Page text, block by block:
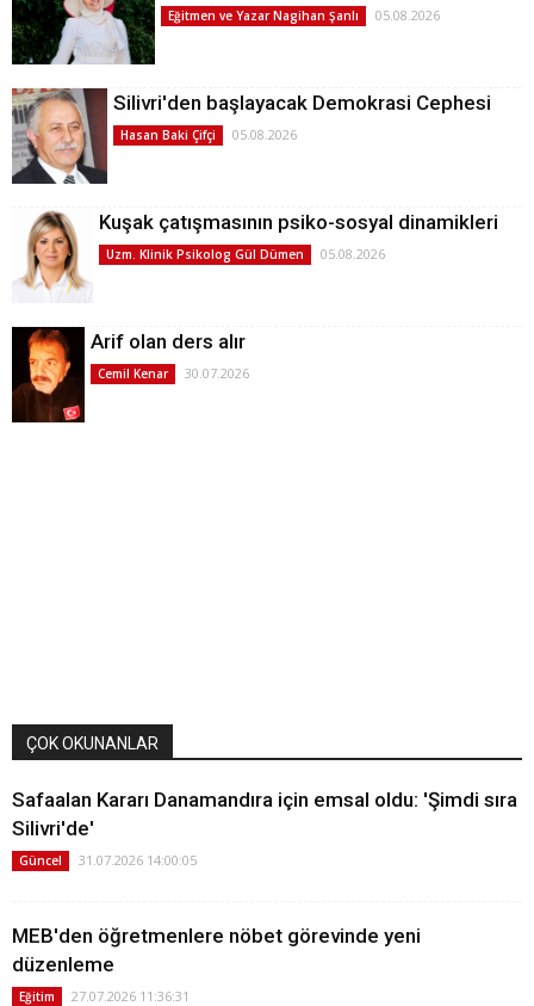
Eğitmen ve Yazar Nagihan Şanlı 05.08.2026
Silivri'den başlayacak Demokrasi Cephesi
Hasan Baki Çifçi 05.08.2026
Kuşak çatışmasının psiko-sosyal dinamikleri
Uzm. Klinik Psikolog Gül Dümen 05.08.2026
Arif olan ders alır
Cemil Kenar 30.07.2026
ÇOK OKUNANLAR
Safaalan Kararı Danamandıra için emsal oldu: 'Şimdi sıra
Silivri'de'
Güncel 31.07.2026 14:00:05
MEB'den öğretmenlere nöbet görevinde yeni
düzenleme
Eğitim 27.07.2026 11:36:31